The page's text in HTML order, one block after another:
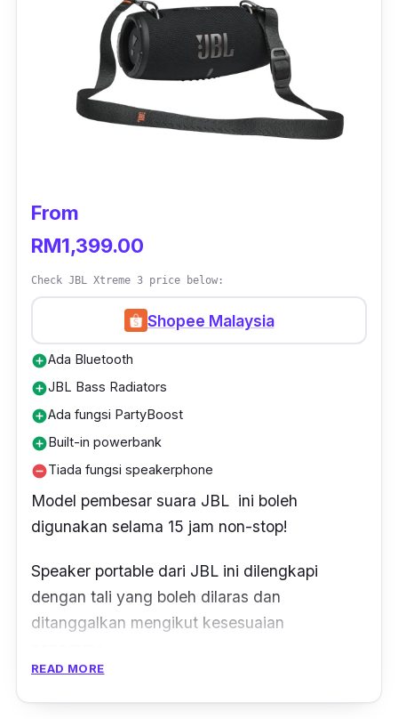
From
RM1,399.00
Check JBL Xtreme 3 price below:
Shopee Malaysia
add_circleAda Bluetooth
add_circleJBL Bass Radiators
add_circleAda fungsi PartyBoost
add_circleBuilt-in powerbank
remove_circleTiada fungsi speakerphone
Model pembesar suara JBL ini boleh
digunakan selama 15 jam non-stop!
Speaker portable dari JBL ini dilengkapi
dengan tali yang boleh dilaras dan
ditanggalkan mengikut kesesuaian
READ MORE